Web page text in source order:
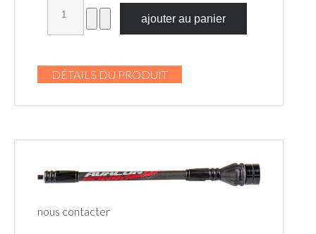
DÉTAILS DU PRODUIT
nous contacter